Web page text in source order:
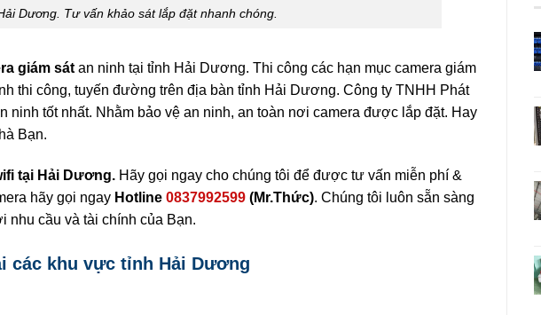
Dương. Tư vấn khảo sát lắp đặt nhanh chóng.
giám sátan ninh tại tỉnh Hải Dương. Thi công các hạn mục camera giám
thi công, tuyến đường trên địa bàn tỉnh Hải Dương. Công ty TNHH Phát
ninh tốt nhất. Nhằm bảo vệ an ninh, an toàn nơi camera được lắp đặt. Hay
Bạn.
tại Hải Dương. Hãy gọi ngay cho chúng tôi để được tư vấn miễn phí &
hãy gọi ngay Hotline 0837992599 (Mr.Thức). Chúng tôi luôn sẵn sàng
nhu cầu và tài chính của Bạn.
các khu vực tỉnh Hải Dương